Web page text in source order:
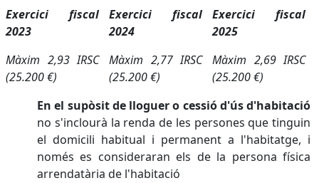
Exercici fiscal
2023
Exercici fiscal
2024
Exercici fiscal
2025
Màxim 2,93 IRSC
(25.200 €)
Màxim 2,77 IRSC
(25.200 €)
Màxim 2,69 IRSC
(25.200 €)
En el supòsit de lloguer o cessió d'ús d'habitació
no s'inclourà la renda de les persones que tinguin
el domicili habitual i permanent a l'habitatge, i
només es consideraran els de la persona física
arrendatària de l'habitació